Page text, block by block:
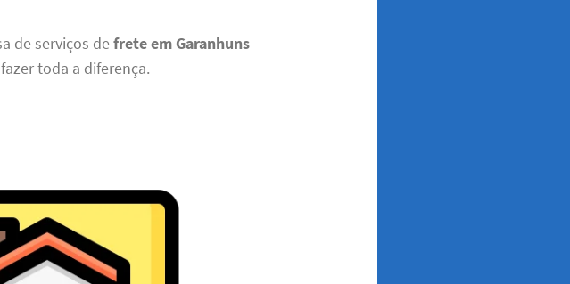
de serviços defrete em Garanhuns
toda a diferença.